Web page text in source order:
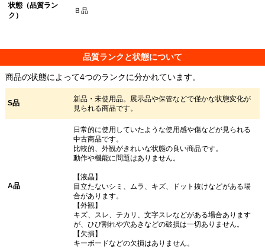
状態（品質ラン
ク）
Ｂ品
品質ランクと状態について
商品の状態によって4つのランクに分かれています。
S品
新品・未使用品。展示品や保管などで僅かな状態変化が
見られる商品です。
A品
日常的に使用していたような使用感や傷などが見られる
中古商品です。
比較的、外観がきれいな状態の良い商品です。
動作や機能に問題はありません。
【液晶】
目立たないシミ、ムラ、キズ、ドット抜けなどがある場
合があります。
【外観】
キズ、スレ、テカリ、文字スレなどがある場合あります
が、ひび割れや穴あきなどの破損は一切ありません。
【欠損】
キーボードなどの欠損はありません。